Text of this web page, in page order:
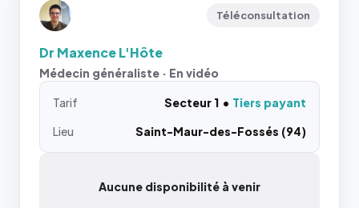
Téléconsultation
Dr Maxence L'Hôte
Médecin généraliste · En vidéo
Tarif Secteur 1
Tiers payant
Lieu
Saint-Maur-des-Fossés (94)
Aucune disponibilité à venir